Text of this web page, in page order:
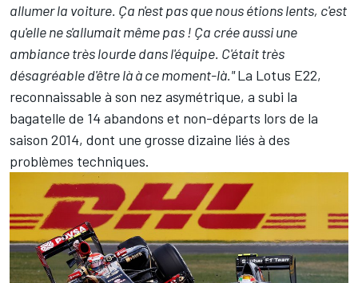
allumer la voiture. Ça n'est pas que nous étions lents, c'est
qu'elle ne s'allumait même pas ! Ça crée aussi une
ambiance très lourde dans l'équipe. C'était très
désagréable d'être là à ce moment-là."La Lotus E22,
reconnaissable à son nez asymétrique, a subi la
bagatelle de 14 abandons et non-départs lors de la
saison 2014, dont une grosse dizaine liés à des
problèmes techniques.